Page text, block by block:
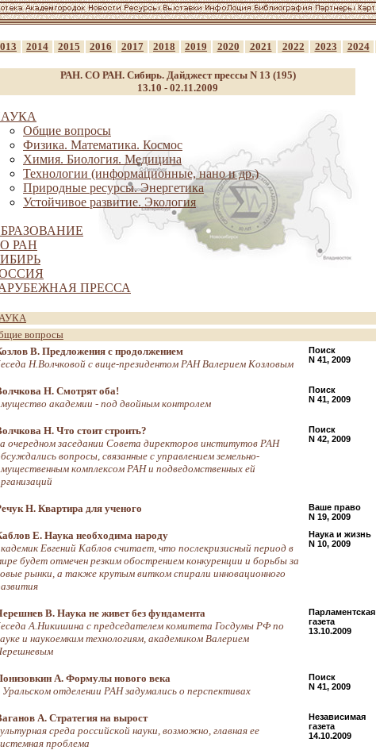
2014 2015 2016 2017 2018 2019 2020 2021 2022 2023 2024
РАН. СО РАН. Сибирь. Дайджест прессы N 13 (195)
13.10 - 02.11.2009
Общие вопросы
Физика. Математика. Космос
Химия. Биология. Медицина
Технологии (информационные, нано и др.)
Природные ресурсы. Энергетика
Устойчивое развитие. Экология
РАН
ПРЕССА
вопросы
В. Предложения с продолжением
Н.Волчковой с вице-президентом РАН Валерием Козловым
Поиск
N 41, 2009
Н. Смотрят оба!
академии - под двойным контролем
Поиск
N 41, 2009
Н. Что стоит строить?
очередном заседании Совета директоров институтов РАН
вопросы, связанные с управлением земельно-
комплексом РАН и подведомственных ей
Поиск
N 42, 2009
Н. Квартира для ученого
Ваше право
N 19, 2009
Е. Наука необходима народу
Евгений Каблов считает, что послекризисный период в
будет отмечен резким обострением конкуренции и борьбы за
рынки, а также крутым витком спирали инновационного
Наука и жизнь
N 10, 2009
В. Наука не живет без фундамента
А.Никишина с председателем комитета Госдумы РФ по
и наукоемким технологиям, академиком Валерием
Парламентская
газета
13.10.2009
А. Формулы нового века
Уральском отделении РАН задумались о перспективах
Поиск
N 41, 2009
А. Стратегия на вырост
среда российской науки, возможно, главная ее
проблема
Независимая
газета
14.10.2009